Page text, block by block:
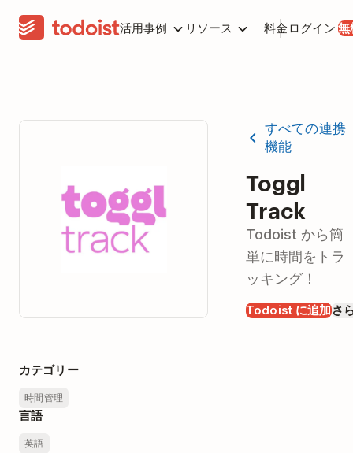
活用事例 リソース 料金 ログイン 無
すべての連携
機能
Toggl
Track
Todoist から簡
単に時間をトラ
ッキング！
Todoist に追加さ
カテゴリー
時間管理
言語
英語